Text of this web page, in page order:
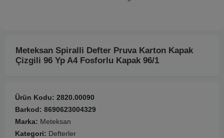
Meteksan Spiralli Defter Pruva Karton Kapak
Çizgili 96 Yp A4 Fosforlu Kapak 96/1
Ürün Kodu: 2820.00090
Barkod: 8690623004329
Marka: Meteksan
Kategori: Defterler